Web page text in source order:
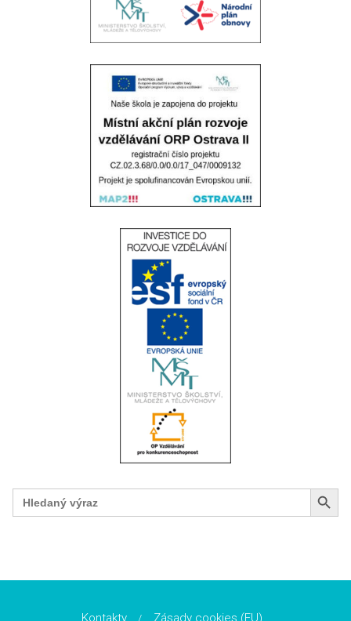
Search
for:
Search Button
Kontakty Zásady cookies (EU)